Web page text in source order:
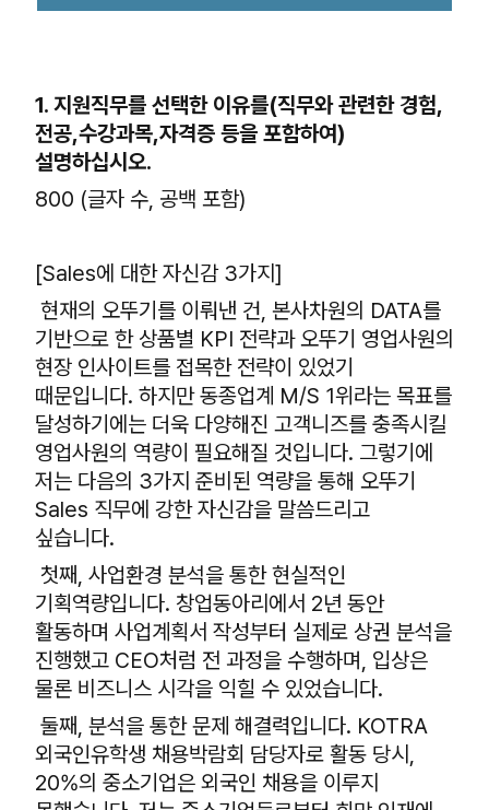
1. 지원직무를 선택한 이유를(직무와 관련한 경험,
전공,수강과목,자격증 등을 포함하여)
설명하십시오.
800 (글자 수, 공백 포함)
[Sales에 대한 자신감 3가지]
현재의 오뚜기를 이뤄낸 건, 본사차원의 DATA를
기반으로 한 상품별 KPI 전략과 오뚜기 영업사원의
현장 인사이트를 접목한 전략이 있었기
때문입니다. 하지만 동종업계 M/S 1위라는 목표를
달성하기에는 더욱 다양해진 고객니즈를 충족시킬
영업사원의 역량이 필요해질 것입니다. 그렇기에
저는 다음의 3가지 준비된 역량을 통해 오뚜기
Sales 직무에 강한 자신감을 말씀드리고
싶습니다.
첫째, 사업환경 분석을 통한 현실적인
기획역량입니다. 창업동아리에서 2년 동안
활동하며 사업계획서 작성부터 실제로 상권 분석을
진행했고 CEO처럼 전 과정을 수행하며, 입상은
물론 비즈니스 시각을 익힐 수 있었습니다.
둘째, 분석을 통한 문제 해결력입니다. KOTRA
외국인유학생 채용박람회 담당자로 활동 당시,
20%의 중소기업은 외국인 채용을 이루지